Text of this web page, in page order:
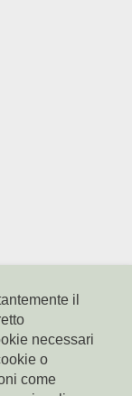
il
necessari
o
come